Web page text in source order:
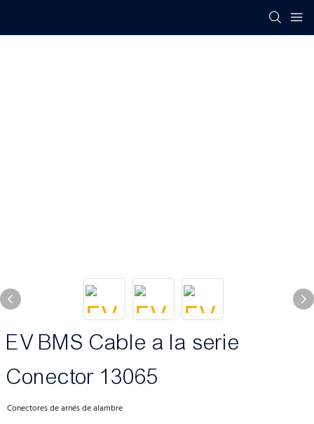
EV BMS Cable a la serie
Conector 13065
Conectores de arnés de alambre